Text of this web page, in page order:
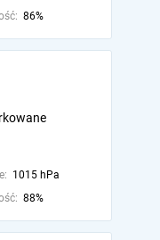
86%
1015 hPa
88%